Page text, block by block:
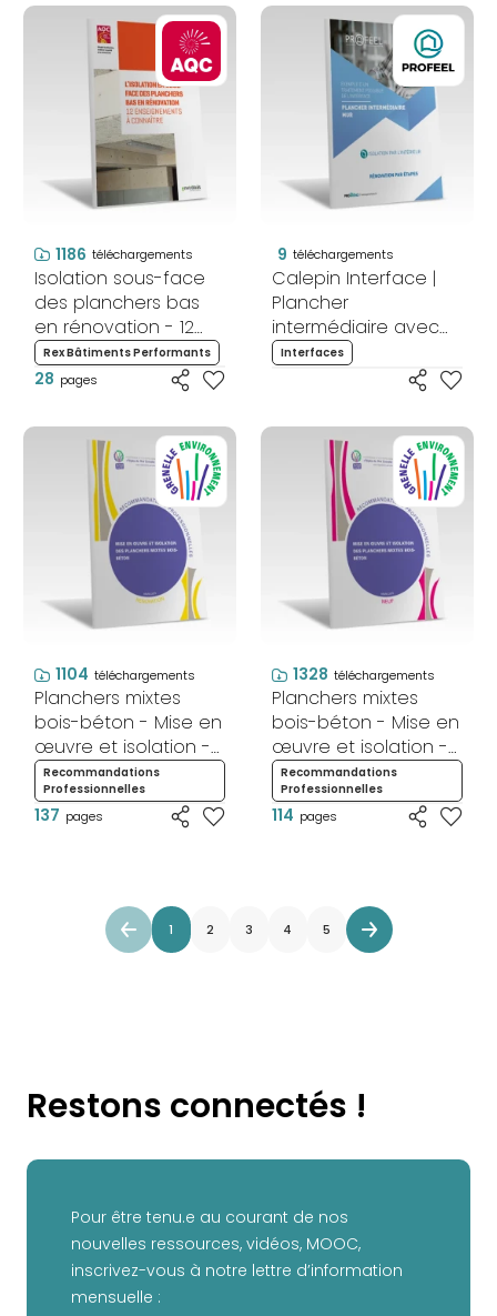
1186 téléchargements
Isolation sous-face
des planchers bas
en rénovation - 12
enseignements à
connaitre
Rex Bâtiments Performants
28 pages
9 téléchargements
Calepin Interface |
Plancher
intermédiaire avec
solive muralière et
Rénovation par
étapes
Interfaces
1104 téléchargements
Planchers mixtes
bois-béton - Mise en
œuvre et isolation -
Rénovation
Recommandations
Professionnelles
137 pages
1328 téléchargements
Planchers mixtes
bois-béton - Mise en
œuvre et isolation -
Neuf
Recommandations
Professionnelles
114 pages
1 2 3 4 5
Restons connectés !
Pour être tenu.e au courant de nos
nouvelles ressources, vidéos, MOOC,
inscrivez-vous à notre lettre d’information
mensuelle :